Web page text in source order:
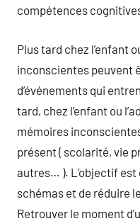
compétences
Plus tard chez l’enfant
inconscientes peuvent
d’événements qui
tard, chez l’enfant ou
mémoires
présent ( scolarité, vie
autres… ). L’objectif
schémas et de réduire
Retrouver le moment